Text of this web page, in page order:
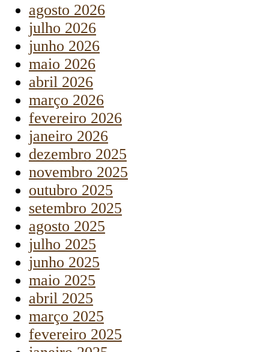
agosto 2026
julho 2026
junho 2026
maio 2026
abril 2026
março 2026
fevereiro 2026
janeiro 2026
dezembro 2025
novembro 2025
outubro 2025
setembro 2025
agosto 2025
julho 2025
junho 2025
maio 2025
abril 2025
março 2025
fevereiro 2025